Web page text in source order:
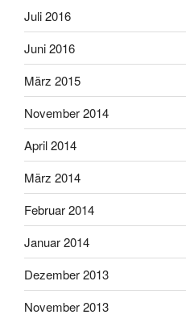
Juli 2016
Juni 2016
März 2015
November 2014
April 2014
März 2014
Februar 2014
Januar 2014
Dezember 2013
November 2013